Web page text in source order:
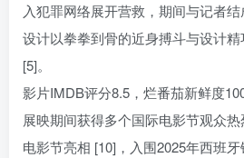
入犯罪网络展开营救，期间与记者
设计以拳拳到骨的近身搏斗与设计
[5]。
影片IMDB评分8.5，烂番茄新鲜度
展映期间获得多个国际电影节观众
电影节亮相 [10]，入围2025年西班